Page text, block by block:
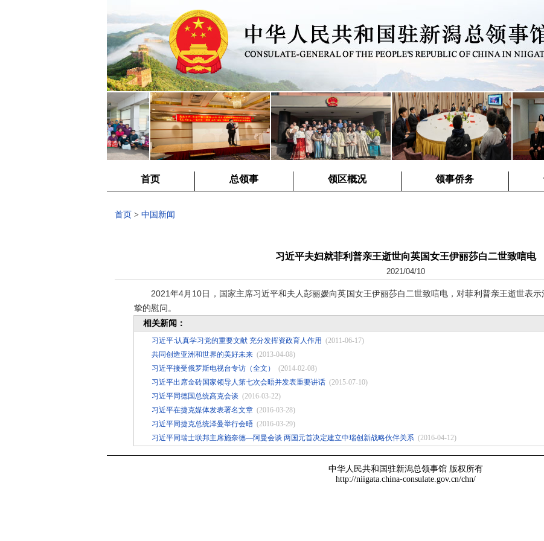
首页 总领事 领区概况 领事侨务
首页 > 中国新闻
习近平夫妇就菲利普亲王逝世向英国女王伊丽莎白二世致唁电
2021/04/10
2021年4月10日，国家主席习近平和夫人彭丽媛向英国女王伊丽莎白二世致唁电，对菲利普亲王逝世表示
挚的慰问。
相关新闻：
习近平:认真学习党的重要文献 充分发挥资政育人作用 (2011-06-17)
共同创造亚洲和世界的美好未来 (2013-04-08)
习近平接受俄罗斯电视台专访（全文）
(2014-02-08)
习近平出席金砖国家领导人第七次会晤并发表重要讲话 (2015-07-10)
习近平同德国总统高克会谈 (2016-03-22)
习近平在捷克媒体发表署名文章 (2016-03-28)
习近平同捷克总统泽曼举行会晤 (2016-03-29)
习近平同瑞士联邦主席施奈德—阿曼会谈 两国元首决定建立中瑞创新战略伙伴关系 (2016-04-12)
中华人民共和国驻新潟总领事馆 版权所有
http://niigata.china-consulate.gov.cn/chn/